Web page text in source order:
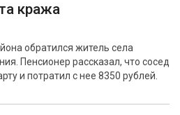
кража
обратился житель села
Пенсионер рассказал, что сосед
и потратил с нее 8350 рублей.